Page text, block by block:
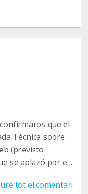
que el
Técnica sobre
(previsto
se aplazó por el
5 de marzo de
GRACIAS A
tot el comentari